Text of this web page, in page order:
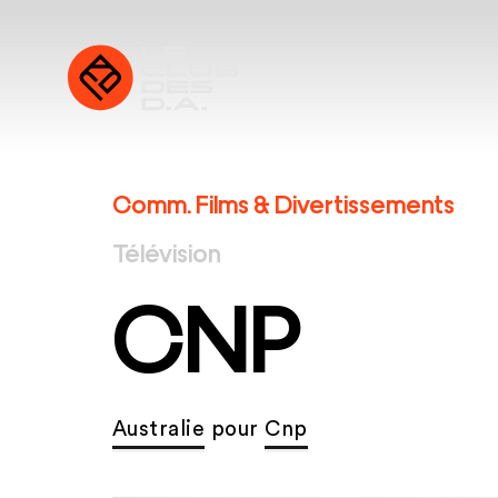
Comm. Films & Divertissements
Télévision
CNP
Australie pour Cnp